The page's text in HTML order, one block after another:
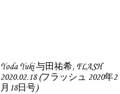
Yoda Yuki 与田祐希, FLASH
2020.02.18 (フラッシュ 2020年2
月18日号)